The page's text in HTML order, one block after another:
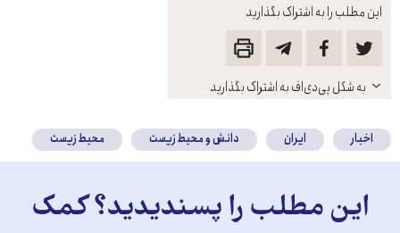
این مطلب را به اشتراک بگذارید
باز
کنید
به شکل پی‌دی‌اف به اشتراک بگذارید
اخبار ایران دانش و محیط زیست محیط زیست
این مطلب را پسندیدید؟ کمک